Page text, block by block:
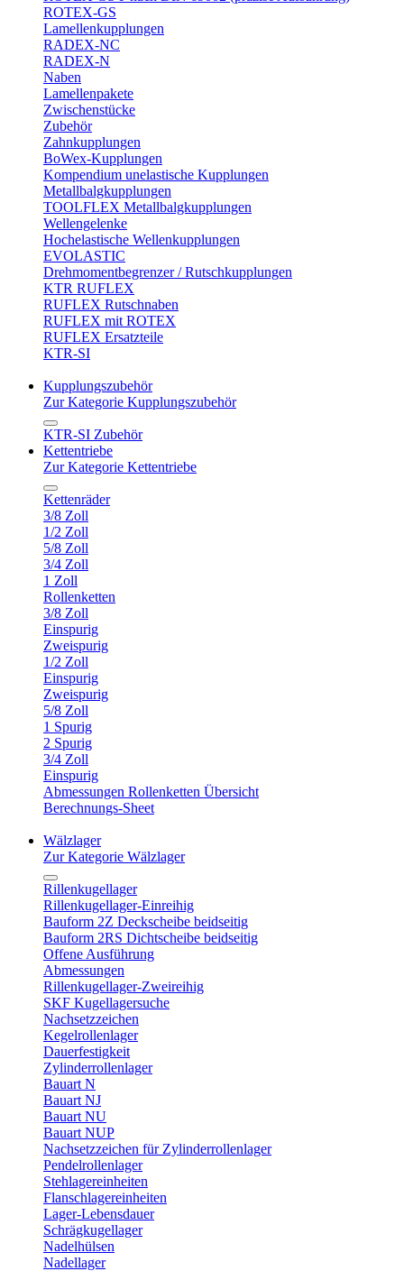
ROTEX-GS
Lamellenkupplungen
RADEX-NC
RADEX-N
Naben
Lamellenpakete
Zwischenstücke
Zubehör
Zahnkupplungen
BoWex-Kupplungen
Kompendium unelastische Kupplungen
Metallbalgkupplungen
TOOLFLEX Metallbalgkupplungen
Wellengelenke
Hochelastische Wellenkupplungen
EVOLASTIC
Drehmomentbegrenzer / Rutschkupplungen
KTR RUFLEX
RUFLEX Rutschnaben
RUFLEX mit ROTEX
RUFLEX Ersatzteile
KTR-SI
Kupplungszubehör
Zur Kategorie Kupplungszubehör
KTR-SI Zubehör
Kettentriebe
Zur Kategorie Kettentriebe
Kettenräder
3/8 Zoll
1/2 Zoll
5/8 Zoll
3/4 Zoll
1 Zoll
Rollenketten
3/8 Zoll
Einspurig
Zweispurig
1/2 Zoll
Einspurig
Zweispurig
5/8 Zoll
1 Spurig
2 Spurig
3/4 Zoll
Einspurig
Abmessungen Rollenketten Übersicht
Berechnungs-Sheet
Wälzlager
Zur Kategorie Wälzlager
Rillenkugellager
Rillenkugellager-Einreihig
Bauform 2Z Deckscheibe beidseitig
Bauform 2RS Dichtscheibe beidseitig
Offene Ausführung
Abmessungen
Rillenkugellager-Zweireihig
SKF Kugellagersuche
Nachsetzzeichen
Kegelrollenlager
Dauerfestigkeit
Zylinderrollenlager
Bauart N
Bauart NJ
Bauart NU
Bauart NUP
Nachsetzzeichen für Zylinderrollenlager
Pendelrollenlager
Stehlagereinheiten
Flanschlagereinheiten
Lager-Lebensdauer
Schrägkugellager
Nadelhülsen
Nadellager